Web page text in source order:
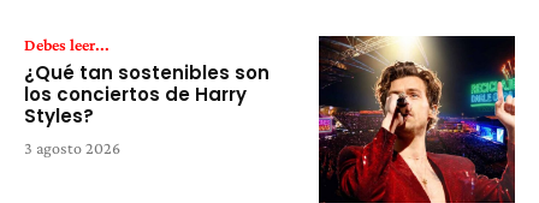
Debes leer...
¿Qué tan sostenibles son
los conciertos de Harry
Styles?
3 agosto 2026